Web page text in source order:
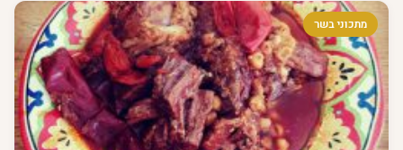
מתכוני בשר